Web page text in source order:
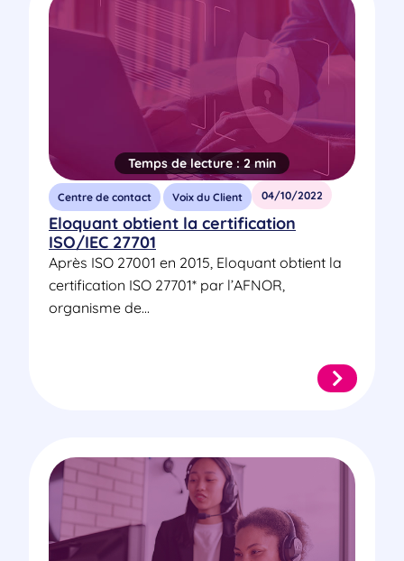
Temps de lecture : 2 min
Centre de contact Voix du Client 04/10/2022
Eloquant obtient la certification
ISO/IEC 27701
Après ISO 27001 en 2015, Eloquant obtient la
certification ISO 27701* par l’AFNOR,
organisme de...